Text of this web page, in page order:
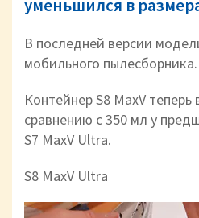
уменьшился в
В последней версии
мобильного пылесборника.
Контейнер S8 MaxV
сравнению с 350 мл у
S7 MaxV Ultra.
S8 MaxV Ultra